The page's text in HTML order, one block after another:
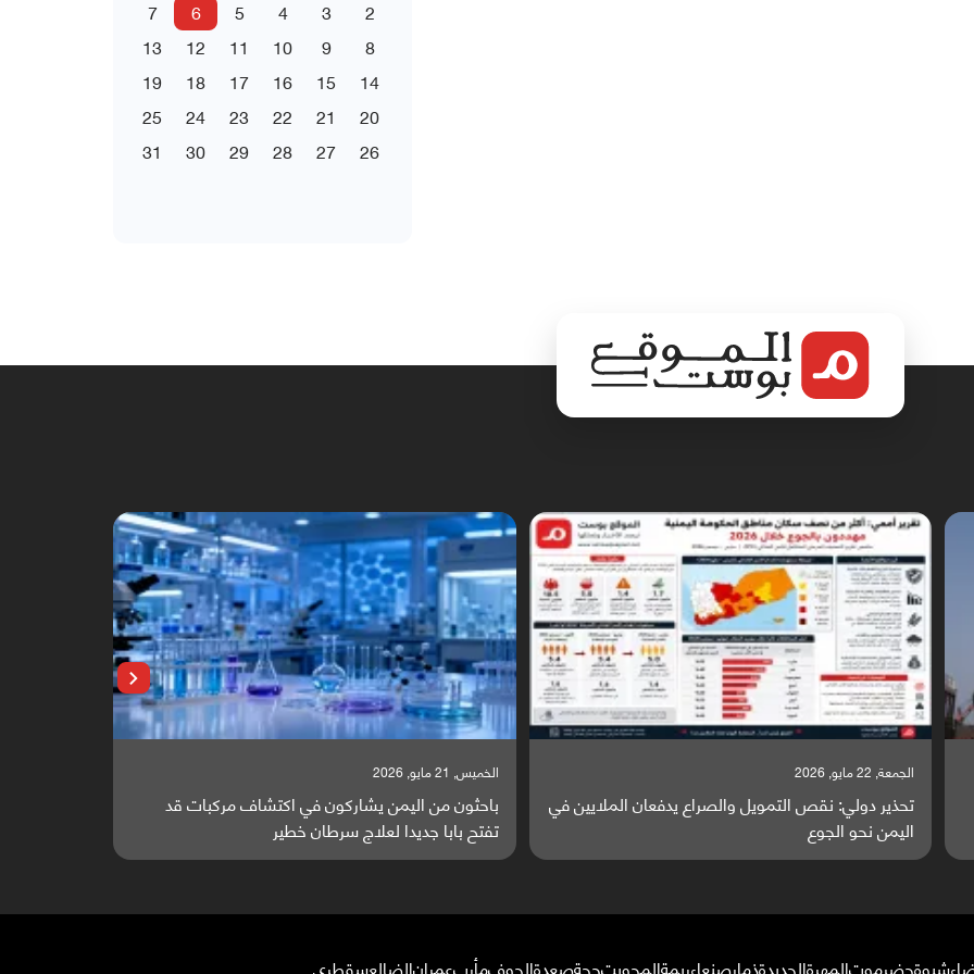
2
3
4
5
6
7
8
9
10
11
12
13
14
15
16
17
18
19
20
21
22
23
24
25
26
27
28
29
30
31
الجمعة, 22 مايو, 2026
تحذير دولي: نقص التمويل والصراع يدفعان الملايين في
اليمن نحو الجوع
الخميس, 21 مايو, 2026
باحثون من اليمن يشاركون في اكتشاف مركبات قد
تفتح بابا جديدا لعلاج سرطان خطير
شبوةحضرموتالمهرةالحديدةذمارصنعاءريمةالمحويتحجةصعدةالجوفمأربعمرانالضالعسقطرى